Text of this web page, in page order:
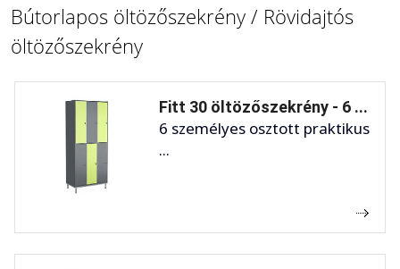
Bútorlapos öltözőszekrény / Rövidajtós
öltözőszekrény
Fitt 30 öltözőszekrény - 6 ...
6 személyes osztott praktikus
...